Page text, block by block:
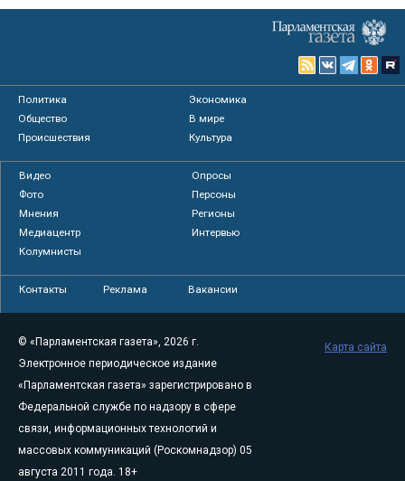
Политика
Экономика
Общество
В мире
Происшествия
Культура
Видео
Опросы
Фото
Персоны
Мнения
Регионы
Медиацентр
Интервью
Колумнисты
Контакты Реклама Вакансии
© «Парламентская газета», 2026 г.
Электронное периодическое издание
«Парламентская газета» зарегистрировано в
Федеральной службе по надзору в сфере
связи, информационных технологий и
массовых коммуникаций (Роскомнадзор) 05
августа 2011 года. 18+
Карта сайта